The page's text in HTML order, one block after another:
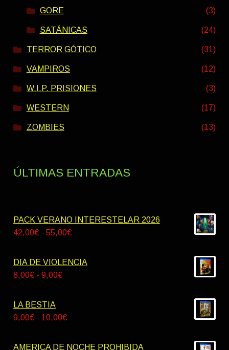
GORE (3)
SATÁNICAS (24)
TERROR GÓTICO (31)
VAMPIROS (12)
W.I.P. PRISIONES (3)
WESTERN (17)
ZOMBIES (13)
ÚLTIMAS ENTRADAS
PACK VERANO INTERESTELAR 2026
42,00€ - 55,00€Rango
precios:
DIA DE VIOLENCIA
8,00€ - 9,00€Rango
desde
LA BESTIA
9,00€ - 10,00€Rango
precios:
AMERICA DE NOCHE PROHIBIDA